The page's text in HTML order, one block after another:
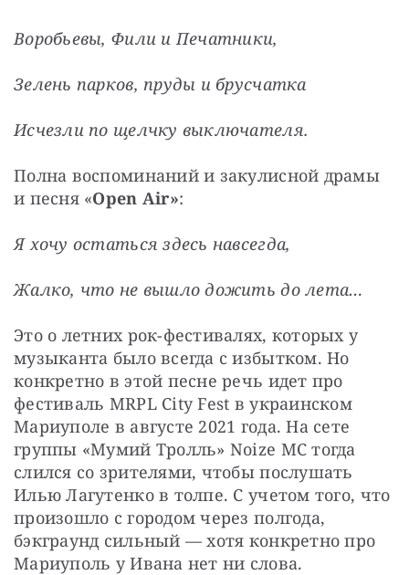
Воробьевы, Фили и Печатники,
Зелень парков, пруды и брусчатка
Исчезли по щелчку выключателя.
Полна воспоминаний и закулисной драмы
и песня «Open Air»:
Я хочу остаться здесь навсегда,
Жалко, что не вышло дожить до лета…
Это о летних рок-фестивалях, которых у
музыканта было всегда с избытком. Но
конкретно в этой песне речь идет про
фестиваль MRPL City Fest в украинском
Мариуполе в августе 2021 года. На сете
группы «Мумий Тролль» Noize MC тогда
слился со зрителями, чтобы послушать
Илью Лагутенко в толпе. С учетом того, что
произошло с городом через полгода,
бэкграунд сильный — хотя конкретно про
Мариуполь у Ивана нет ни слова.